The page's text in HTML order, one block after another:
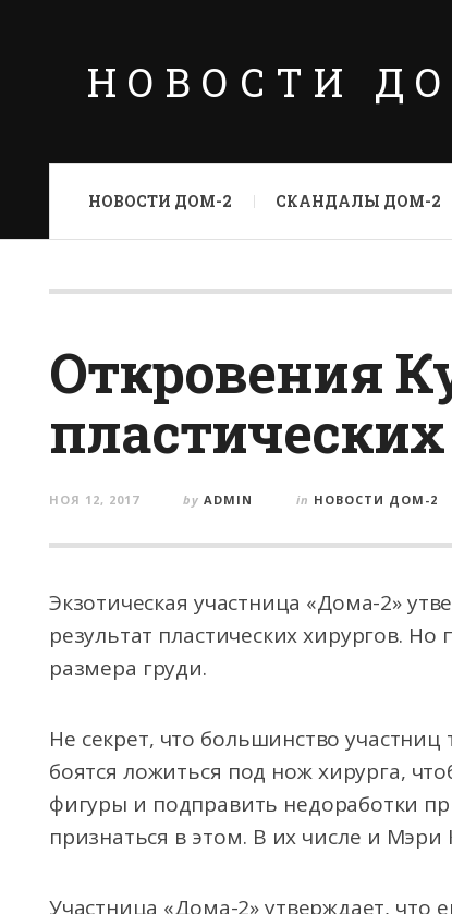
НОВОСТИ
НОВОСТИ ДОМ-2 СКАНДАЛЫ ДОМ-2
Откровения
НОЯ 12, 2017 by ADMIN in НОВОСТИ ДОМ-2
Экзотическая участница «Дома-2»
результат пластических хирургов.
размера груди.
Не секрет, что большинство участниц
боятся ложиться под нож хирурга,
фигуры и подправить недоработки
признаться в этом. В их числе и Мэри
Участница «Дома-2» утверждает, что